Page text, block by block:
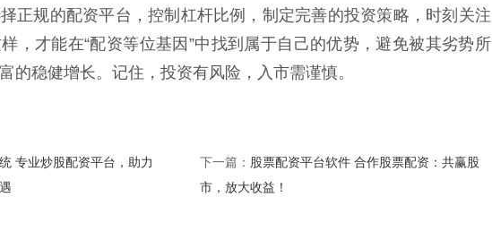
正规的配资平台，控制杠杆比例，制定完善的投资策略，时刻关注
，才能在“配资等位基因”中找到属于自己的优势，避免被其劣势所
的稳健增长。记住，投资有风险，入市需谨慎。
专业炒股配资平台，助力
下一篇： 股票配资平台软件 合作股票配资：共赢股
市，放大收益！